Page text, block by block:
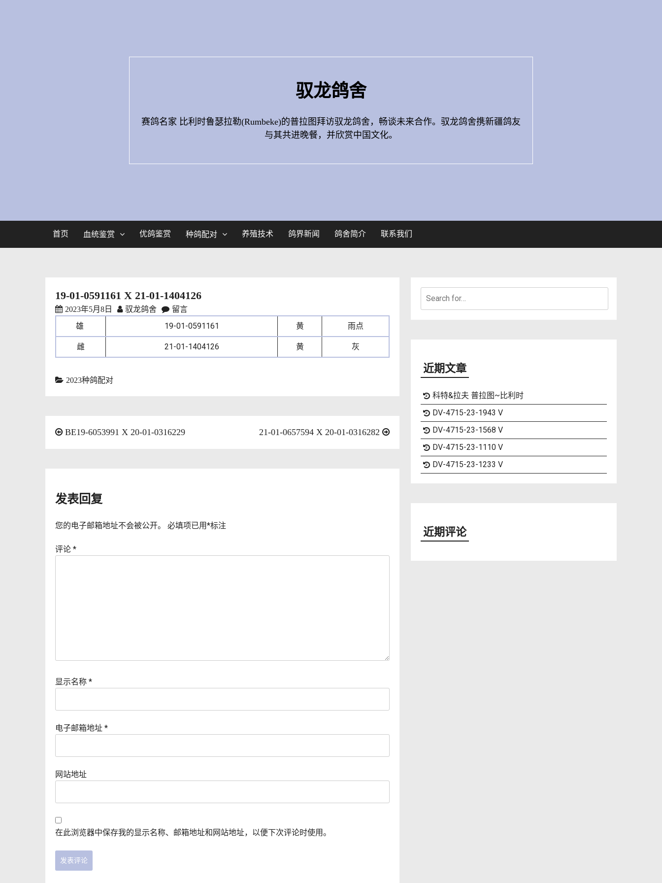
驭龙鸽舍
赛鸽名家 比利时鲁瑟拉勒(Rumbeke)的普拉图拜访驭龙鸽舍，畅谈未来合作。驭龙鸽舍携新疆鸽友
与其共进晚餐，并欣赏中国文化。
首页 血统鉴赏 优鸽鉴赏 种鸽配对 养殖技术 鸽界新闻 鸽舍简介 联系我们
19-01-0591161 X 21-01-1404126
2023年5月8日 驭龙鸽舍 留言
雄 19-01-0591161 黄 雨点
雌 21-01-1404126 黄 灰
2023种鸽配对
文
航
BE19-6053991 X 20-01-0316229 21-01-0657594 X 20-01-0316282
发表回复
您的电子邮箱地址不会被公开。 必填项已用*标注
评论 *
显示名称 *
电子邮箱地址 *
网站地址
在此浏览器中保存我的显示名称、邮箱地址和网站地址，以便下次评论时使用。
for:
近期文章
科特&拉夫 普拉图~比利时
DV-4715-23-1943 V
DV-4715-23-1568 V
DV-4715-23-1110 V
DV-4715-23-1233 V
近期评论